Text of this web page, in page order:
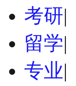
考研|
留学|
专业|